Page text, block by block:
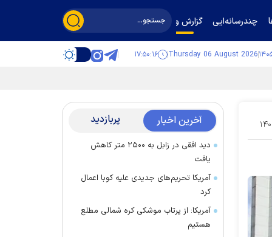
چندرسانه‌ایی گزارش و گفت‌وگو
Thursday 06 August 2026 ۱۷:۵۰:۱۷
۱۶ آخرین اخبار پربازدید
دید افقی در زابل به ۲۵۰۰ متر کاهش
یافت
آمریکا تحریم‌های جدیدی علیه کوبا اعمال
کرد
آمریکا: از پرتاب موشکی کره شمالی مطلع
هستیم